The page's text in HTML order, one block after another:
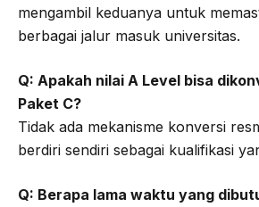
mengambil keduanya untuk
berbagai jalur masuk universitas.
Q: Apakah nilai A Level bisa
Paket C?
Tidak ada mekanisme konversi
berdiri sendiri sebagai kualifikasi
Q: Berapa lama waktu yang